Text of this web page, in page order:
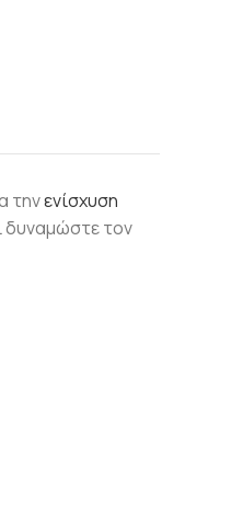
τηνενίσχυση
δυναμώστε τον